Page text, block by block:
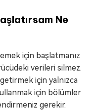
Ne
için başlatmanız
verileri silmez.
için yalnızca
için bölümler
gerekir.